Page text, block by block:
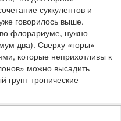
суккулентов и
говорилось выше.
флорариуме, нужно
два). Сверху «горы»
которые неприхотливы к
можно высадить
грунт тропические